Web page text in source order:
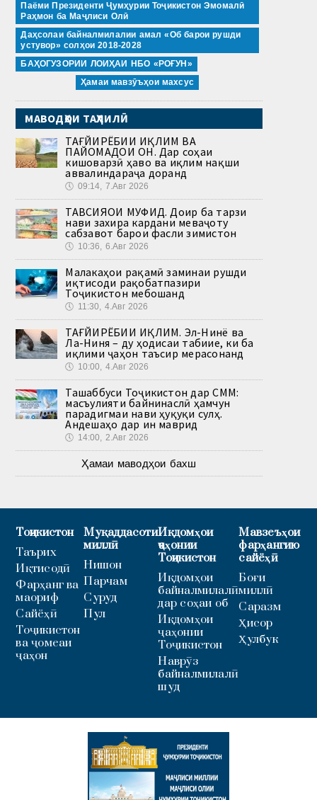
Паёми Президенти Ҷумҳурии Тоҷикистон Эмомалӣ
Раҳмон ба Маҷлиси Олӣ
Даҳсолаи байналмилалии амал «Об барои рушди
устувор» солҳои 2018-2028
БАҲОГУЗОРИИ ЛОИҲАИ НБО «РОҒУН»
Ҳамаи мавзӯъҳои махсус
МАВОДҲОИ ТАҲЛИЛӢ
ТАҒЙИРЁБИИ ИҚЛИМ ВА
ПАЙОМАДҲОИ ОН. Дар соҳаи
кишоварзӣ ҳаво ва иқлим нақши
аввалиндараҷа доранд
🕔 09:14, 7.Авг 2026
ТАВСИЯҲОИ МУФИД. Доир ба тарзи
нави захира кардани меваҷоту
сабзавот барои фасли зимистон
🕔 10:36, 6.Авг 2026
Малакаҳои рақамӣ заминаи рушди
иқтисоди рақобатпазири
Тоҷикистон мебошанд
🕔 11:30, 4.Авг 2026
ТАҒЙИРЁБИИ ИҚЛИМ. Эл-Нинё ва
Ла-Ниня – ду ҳодисаи табиие, ки ба
иқлими ҷаҳон таъсир мерасонанд
🕔 10:00, 4.Авг 2026
Ташаббуси Тоҷикистон дар СММ:
масъулияти байнинаслӣ ҳамчун
парадигмаи нави ҳуқуқи сулҳ.
Андешаҳо дар ин маврид
🕔 14:00, 2.Авг 2026
Ҳамаи маводҳои бахш
Тоҷикистон
Таърих
Иқтисодӣ
Фарҳанг ва
маориф
Сайёҳӣ
Тоҷикистон
ва ҷомеаи
ҷаҳон
Муқаддасоти
миллӣ
Нишон
Парчам
Суруд
Пул
Иқдомҳои
ҷаҳонии
Тоҷикистон
Иқдомҳои
байналмилалӣ
дар соҳаи об
Иқдомҳои
ҷаҳонии
Тоҷикистон
Наврӯз
байналмилалӣ
шуд
Мавзеъҳои
фарҳангию
сайёҳӣ
Боғи
миллӣ
Саразм
Ҳисор
Ҳулбук